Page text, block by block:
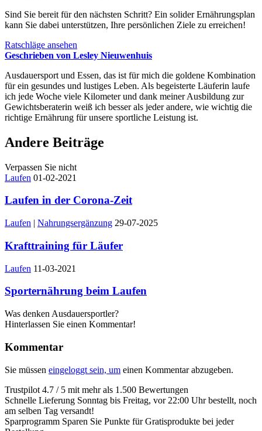
Sind Sie bereit für den nächsten Schritt? Ein solider Ernährungsplan
kann Sie dabei unterstützen, Ihre persönlichen Ziele zu erreichen!
Ratschläge ansehen
Geschrieben von Lesley Nieuwenhuis
Ausdauersport und Essen, das ist für mich die goldene Kombination
für ein gesundes und lustiges Leben. Als begeisterte Läuferin laufe
ich jede Woche viele Kilometer und dank meiner Ausbildung zur
Gewichtsberaterin weiß ich besser als jeder andere, wie wichtig die
richtige Ernährung für unsere sportliche Leistung ist.
Andere Beiträge
Verpassen Sie nicht
Laufen 01-02-2021
Laufen in der Corona-Zeit
Laufen | Nahrungsergänzung 29-07-2025
Krafttraining für Läufer
Laufen 11-03-2021
Sporternährung beim Laufen
Was denken Ausdauersportler?
Hinterlassen Sie einen Kommentar!
Kommentar
Sie müssen eingeloggt sein, um einen Kommentar abzugeben.
Trustpilot 4.7 / 5 mit mehr als 1.500 Bewertungen
Schnelle Lieferung Sonntag bis Freitag, vor 22:00 Uhr bestellt, noch
am selben Tag versandt!
Sparprogramm Sparen Sie Punkte für Gratisprodukte bei jeder